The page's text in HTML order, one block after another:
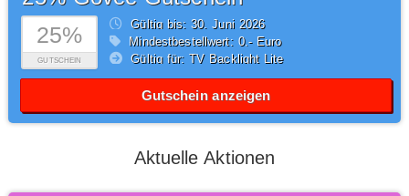
25%
GUTSCHEIN
Gültig bis: 30.Juni2026
Mindestbestellwert: 0,- Euro
Gültig für: TV Backlight Lite
Gutschein anzeigen
Aktuelle Aktionen